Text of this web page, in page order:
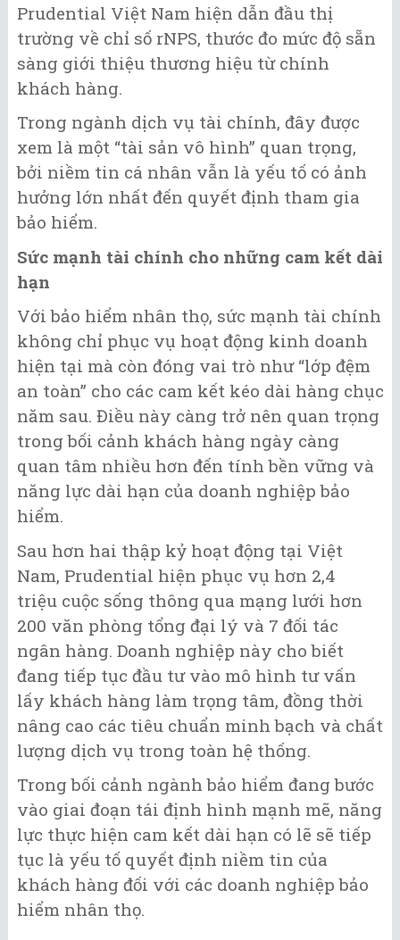
Prudential Việt Nam hiện dẫn đầu thị
trường về chỉ số rNPS, thước đo mức độ sẵn
sàng giới thiệu thương hiệu từ chính
khách hàng.
Trong ngành dịch vụ tài chính, đây được
xem là một “tài sản vô hình” quan trọng,
bởi niềm tin cá nhân vẫn là yếu tố có ảnh
hưởng lớn nhất đến quyết định tham gia
bảo hiểm.
Sức mạnh tài chính cho những cam kết dài
hạn
Với bảo hiểm nhân thọ, sức mạnh tài chính
không chỉ phục vụ hoạt động kinh doanh
hiện tại mà còn đóng vai trò như “lớp đệm
an toàn” cho các cam kết kéo dài hàng chục
năm sau. Điều này càng trở nên quan trọng
trong bối cảnh khách hàng ngày càng
quan tâm nhiều hơn đến tính bền vững và
năng lực dài hạn của doanh nghiệp bảo
hiểm.
Sau hơn hai thập kỷ hoạt động tại Việt
Nam, Prudential hiện phục vụ hơn 2,4
triệu cuộc sống thông qua mạng lưới hơn
200 văn phòng tổng đại lý và 7 đối tác
ngân hàng. Doanh nghiệp này cho biết
đang tiếp tục đầu tư vào mô hình tư vấn
lấy khách hàng làm trọng tâm, đồng thời
nâng cao các tiêu chuẩn minh bạch và chất
lượng dịch vụ trong toàn hệ thống.
Trong bối cảnh ngành bảo hiểm đang bước
vào giai đoạn tái định hình mạnh mẽ, năng
lực thực hiện cam kết dài hạn có lẽ sẽ tiếp
tục là yếu tố quyết định niềm tin của
khách hàng đối với các doanh nghiệp bảo
hiểm nhân thọ.